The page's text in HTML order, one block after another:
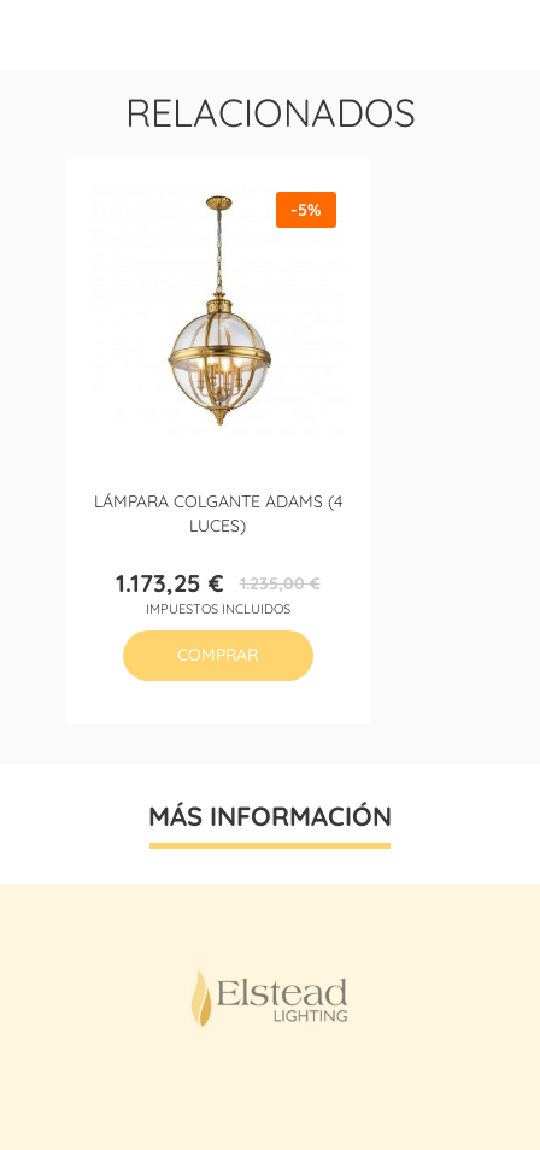
RELACIONADOS
LÁMPARA COLGANTE ADAMS (4
LUCES)
Precio
1.173,25 €Precio
base
1.235,00 €
IMPUESTOS INCLUIDOS
-5%
COMPRAR
MÁS INFORMACIÓN